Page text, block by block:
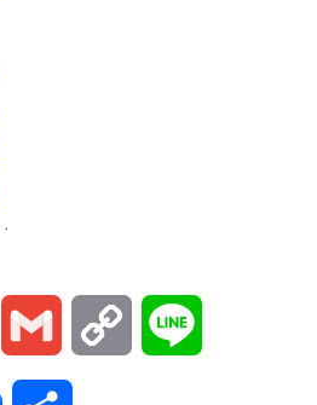
Pinterest Gmail Copy